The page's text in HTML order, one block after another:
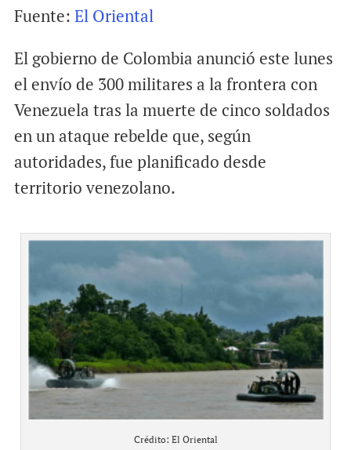
a
l
c
b
k
a
s
A
p
Fuente: El Oriental
El gobierno de Colombia anunció este lunes
el envío de 300 militares a la frontera con
Venezuela tras la muerte de cinco soldados
en un ataque rebelde que, según
autoridades, fue planificado desde
territorio venezolano.
Crédito: El Oriental